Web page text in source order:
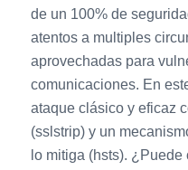
de un 100% de
atentos a multiples
aprovechadas para
comunicaciones. En
ataque clásico y eficaz
(sslstrip) y un
lo mitiga (hsts).